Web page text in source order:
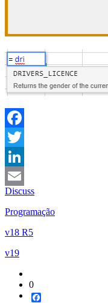
Facebook
Twitter
LinkedIn
Email
Discuss
Programação
v18 R5
v19
0